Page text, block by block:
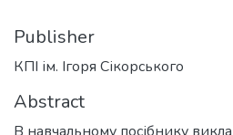
Publisher
КПІ ім. Ігоря Сікорського
Abstract